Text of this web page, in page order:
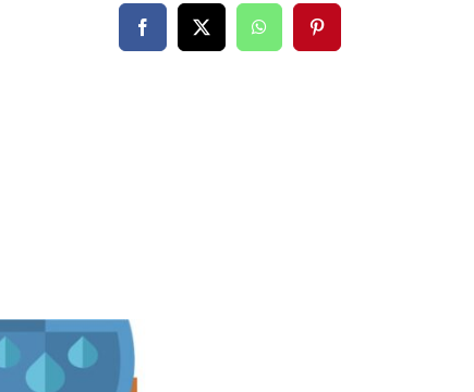
Facebook
X WhatsAppPinterest